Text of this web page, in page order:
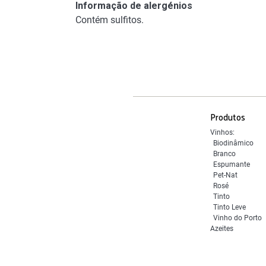
Informação de alergénios
Contém sulfitos.
Produtos
Vinhos:
Biodinâmico
Branco
Espumante
Pet-Nat
Rosé
Tinto
Tinto Leve
Vinho do Porto
Azeites